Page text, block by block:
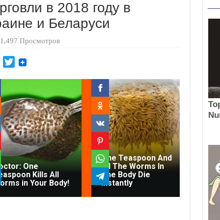
в 2018 году в
и Беларуси
1,497 Просмотров
M
R
T
t
t
e
r
One
Kills All
in Your Body!
One Teaspoon And
All The Worms In
The Body Die
Instantly